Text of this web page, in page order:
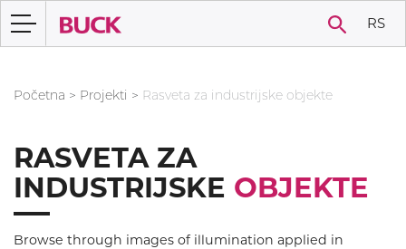
RS
Početna > Projekti > Rasveta za industrijske objekte
RASVETA ZA
INDUSTRIJSKE OBJEKTE
Browse through images of illumination applied in